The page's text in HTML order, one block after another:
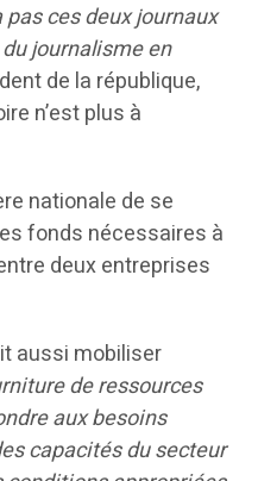
pas ces deux journaux
journalisme en
de la république,
n’est plus à
nationale de se
fonds nécessaires à
deux entreprises
aussi mobiliser
de ressources
aux besoins
capacités du secteur